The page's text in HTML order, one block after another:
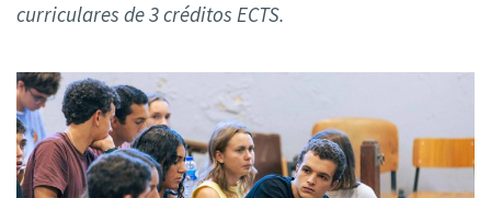
curriculares de 3 créditos ECTS.